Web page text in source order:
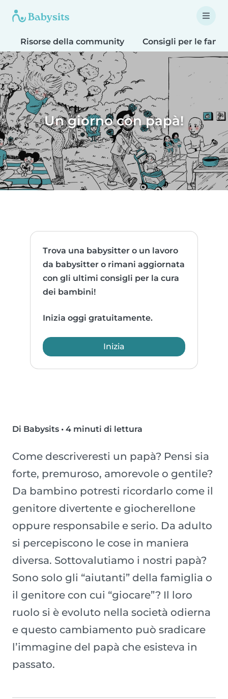
Risorse della community Consigli per le
Un giorno con papà!
Trova una babysitter o un lavoro
da babysitter o rimani aggiornata
con gli ultimi consigli per la cura
dei bambini!
Inizia oggi gratuitamente.
Inizia
Di Babysits • 4 minuti di lettura
Come descriveresti un papà? Pensi sia
forte, premuroso, amorevole o gentile?
Da bambino potresti ricordarlo come il
genitore divertente e giocherellone
oppure responsabile e serio. Da adulto
si percepiscono le cose in maniera
diversa. Sottovalutiamo i nostri papà?
Sono solo gli “aiutanti” della famiglia o
il genitore con cui “giocare”? Il loro
ruolo si è evoluto nella società odierna
e questo cambiamento può sradicare
l’immagine del papà che esisteva in
passato.